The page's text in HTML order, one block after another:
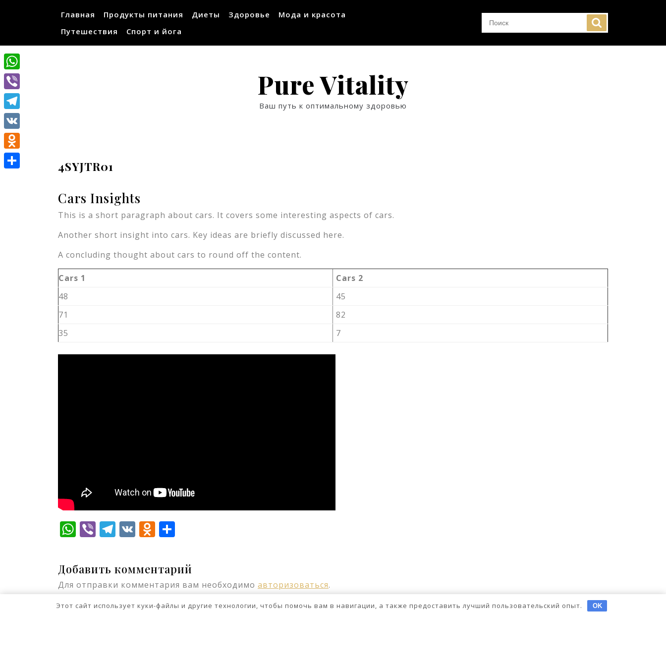
Главная Продукты питания Диеты Здоровье
Мода и красота
Путешествия
Спорт и йога
Pure Vitality
Ваш путь к оптимальному здоровью
4SYJTR01
Cars Insights
This is a short paragraph about cars. It covers some interesting aspects of cars.
Another short insight into cars. Key ideas are briefly discussed here.
A concluding thought about cars to round off the content.
Cars 1
Cars 2
48
45
71
82
35
7
WhatsApp
ViberTelegram
VKOdnoklassniki
Добавить комментарий
Для отправки комментария вам необходимо авторизоваться.
WhatsApp
Viber
Telegram
VK
Odnoklassniki
Этот сайт использует куки-файлы и другие технологии, чтобы помочь вам в навигации, а также предоставить лучший пользовательский опыт. OK